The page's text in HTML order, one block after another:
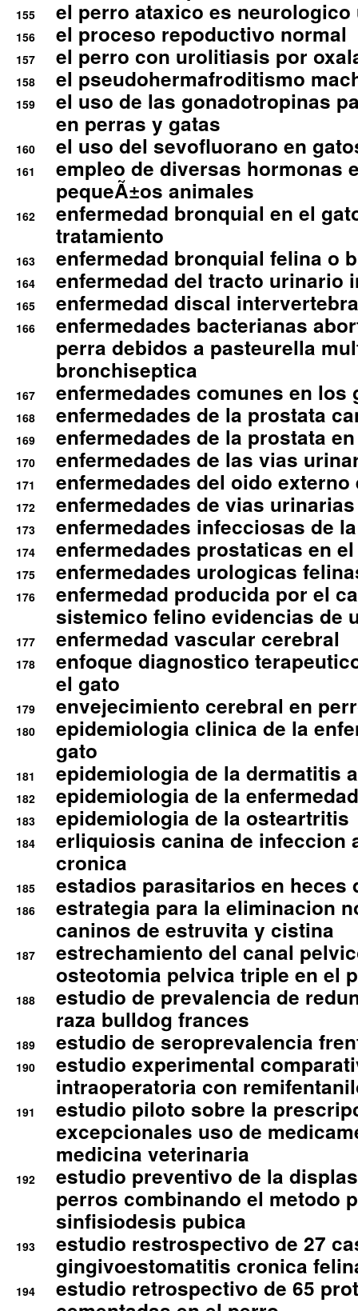
155 el perro ataxico es
156 el proceso repoductivo normal
157 el perro con urolitiasis por
158 el pseudohermafroditismo
159
el uso de las gonadotropinas
en perras y gatas
160 el uso del sevofluorano en
161
empleo de diversas hormonas
pequeÃ±os animales
162
enfermedad bronquial en el
tratamiento
163 enfermedad bronquial felina o
164 enfermedad del tracto urinario
165 enfermedad discal
166
enfermedades bacterianas
perra debidos a pasteurella
bronchiseptica
167 enfermedades comunes en los
168 enfermedades de la prostata
169 enfermedades de la prostata
170 enfermedades de las vias
171 enfermedades del oido
172 enfermedades de vias
173 enfermedades infecciosas de
174 enfermedades prostaticas en
175 enfermedades urologicas
176
enfermedad producida por el
sistemico felino evidencias de
177 enfermedad vascular cerebral
178
enfoque diagnostico
el gato
179 envejecimiento cerebral en
180
epidemiologia clinica de la
gato
181 epidemiologia de la dermatitis
182 epidemiologia de la
183 epidemiologia de la osteartritis
184
erliquiosis canina de infeccion
cronica
185 estadios parasitarios en heces
186
estrategia para la eliminacion
caninos de estruvita y cistina
187
estrechamiento del canal
osteotomia pelvica triple en el
188
estudio de prevalencia de
raza bulldog frances
189 estudio de seroprevalencia
190
estudio experimental
intraoperatoria con
191
estudio piloto sobre la
excepcionales uso de
medicina veterinaria
192
estudio preventivo de la
perros combinando el metodo
sinfisiodesis pubica
193
estudio restrospectivo de 27
gingivoestomatitis cronica
194
estudio retrospectivo de 65